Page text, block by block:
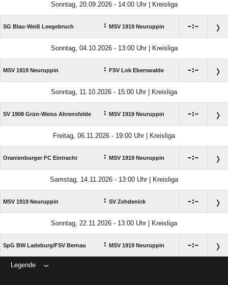
Sonntag, 20.09.2026 - 14:00 Uhr | Kreisliga
SG Blau-Weiß Leegebruch : MSV 1919 Neuruppin :
Sonntag, 04.10.2026 - 13:00 Uhr | Kreisliga
MSV 1919 Neuruppin : FSV Lok Eberswalde :
Sonntag, 11.10.2026 - 15:00 Uhr | Kreisliga
SV 1908 Grün-Weiss Ahrensfelde : MSV 1919 Neuruppin :
Freitag, 06.11.2026 - 19:00 Uhr | Kreisliga
Oranienburger FC Eintracht : MSV 1919 Neuruppin :
Samstag, 14.11.2026 - 13:00 Uhr | Kreisliga
MSV 1919 Neuruppin : SV Zehdenick :
Sonntag, 22.11.2026 - 13:00 Uhr | Kreisliga
SpG BW Ladeburg/​FSV Bernau : MSV 1919 Neuruppin :
Legende